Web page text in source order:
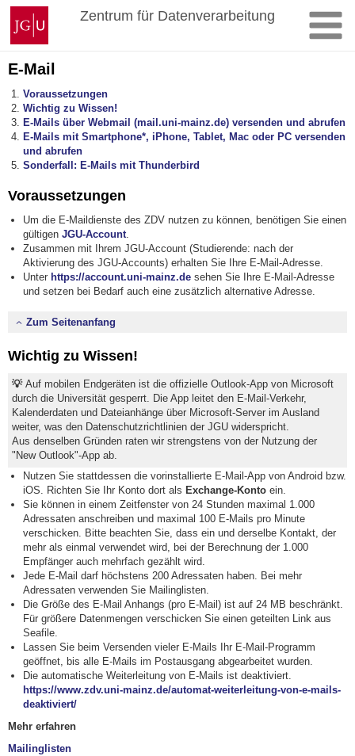
Zum
Inhalt
springen
Johannes
Gutenberg-
Universität
Mainz
Zentrum für Datenverarbeitung
E-Mail
Voraussetzungen
Wichtig zu Wissen!
E-Mails über Webmail (mail.uni-mainz.de) versenden und abrufen
E-Mails mit Smartphone*, iPhone, Tablet, Mac oder PC versenden
und abrufen
Sonderfall: E-Mails mit Thunderbird
Voraussetzungen
Um die E-Maildienste des ZDV nutzen zu können, benötigen Sie einen
gültigenJGU-Account
Zusammen mit Ihrem JGU-Account (Studierende: nach der
Aktivierung des JGU-Accounts) erhalten Sie Ihre E-Mail-Adresse.
Unter https://account.uni-mainz.de sehen Sie Ihre E-Mail-Adresse
und setzen bei Bedarf auch eine zusätzlich alternative Adresse.
Zum Seitenanfang
Wichtig zu Wissen!
💡Auf mobilen Endgeräten ist die offizielle Outlook-App von Microsoft
durch die Universität gesperrt. Die App leitet den E-Mail-Verkehr,
Kalenderdaten und Dateianhänge über Microsoft-Server im Ausland
weiter, was den Datenschutzrichtlinien der JGU widerspricht.
Aus denselben Gründen raten wir strengstens von der Nutzung der
"New Outlook"-App ab.
Nutzen Sie stattdessen die vorinstallierte E-Mail-App von Android bzw.
iOS. Richten Sie Ihr Konto dort als Exchange-Konto ein.
Sie können in einem Zeitfenster von 24 Stunden maximal 1.000
Adressaten anschreiben und maximal 100 E-Mails pro Minute
verschicken. Bitte beachten Sie, dass ein und derselbe Kontakt, der
mehr als einmal verwendet wird, bei der Berechnung der 1.000
Empfänger auch mehrfach gezählt wird.
Jede E-Mail darf höchstens 200 Adressaten haben. Bei mehr
Adressaten verwenden Sie Mailinglisten.
Die Größe des E-Mail Anhangs (pro E-Mail) ist auf 24 MB beschränkt.
Für größere Datenmengen verschicken Sie einen geteilten Link aus
Seafile.
Lassen Sie beim Versenden vieler E-Mails Ihr E-Mail-Programm
geöffnet, bis alle E-Mails im Postausgang abgearbeitet wurden.
Die automatische Weiterleitung von E-Mails ist deaktiviert.
https://www.zdv.uni-mainz.de/automat-weiterleitung-von-e-mails-
deaktiviert/
Mehr erfahren
Mailinglisten